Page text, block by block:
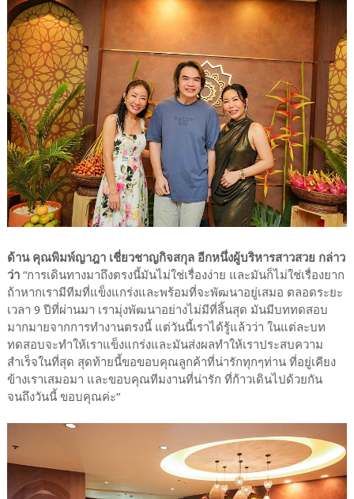
ด้าน คุณพิมพ์ญาฎา เชี่ยวชาญกิจสกุล อีกหนึ่งผู้บริหารสาวสวย กล่าว
ว่า“การเดินทางมาถึงตรงนี้มันไม่ใช่เรื่องง่าย และมันก็ไม่ใช่เรื่องยาก
ถ้าหากเรามีทีมที่แข็งแกร่งและพร้อมที่จะพัฒนาอยู่เสมอ ตลอดระยะ
เวลา 9 ปีที่ผ่านมา เรามุ่งพัฒนาอย่างไม่มีที่สิ้นสุด มันมีบททดสอบ
มากมายจากการทำงานตรงนี้ แต่วันนี้เราได้รู้แล้วว่า ในแต่ละบท
ทดสอบจะทำให้เราแข็งแกร่งและมันส่งผลทำให้เราประสบความ
สำเร็จในที่สุด สุดท้ายนี้ขอขอบคุณลูกค้าที่น่ารักทุกๆท่าน ที่อยู่เคียง
ข้างเราเสมอมา และขอบคุณทีมงานที่น่ารัก ที่ก้าวเดินไปด้วยกัน
จนถึงวันนี้ ขอบคุณค่ะ“